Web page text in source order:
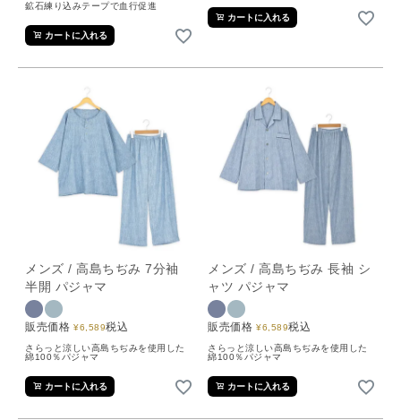
鉱石練り込みテープで血行促進
カートに入れる
カートに入れる
メンズ / 高島ちぢみ 7分袖
半開 パジャマ
販売価格 ¥6,589税込
さらっと涼しい高島ちぢみを使用した
綿100％パジャマ
カートに入れる
メンズ / 高島ちぢみ 長袖 シ
ャツ パジャマ
販売価格 ¥6,589税込
さらっと涼しい高島ちぢみを使用した
綿100％パジャマ
カートに入れる